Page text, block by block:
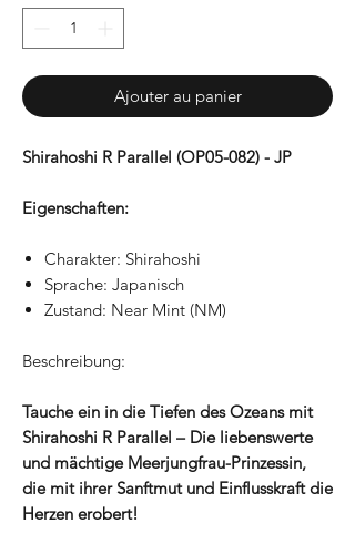
Ajouter au panier
Shirahoshi R Parallel (OP05-082) - JP
Eigenschaften:
Charakter: Shirahoshi
Sprache: Japanisch
Zustand: Near Mint (NM)
Beschreibung:
Tauche ein in die Tiefen des Ozeans mit
Shirahoshi R Parallel – Die liebenswerte
und mächtige Meerjungfrau-Prinzessin,
die mit ihrer Sanftmut und Einflusskraft die
Herzen erobert!